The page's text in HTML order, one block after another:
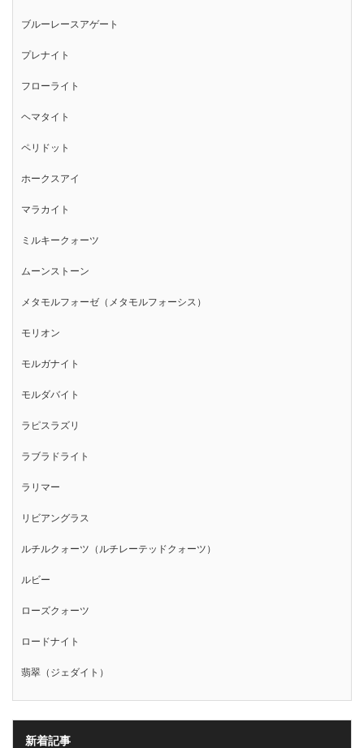
ブルーレースアゲート
プレナイト
フローライト
ヘマタイト
ペリドット
ホークスアイ
マラカイト
ミルキークォーツ
ムーンストーン
メタモルフォーゼ（メタモルフォーシス）
モリオン
モルガナイト
モルダバイト
ラピスラズリ
ラブラドライト
ラリマー
リビアングラス
ルチルクォーツ（ルチレーテッドクォーツ）
ルビー
ローズクォーツ
ロードナイト
翡翠（ジェダイト）
新着記事